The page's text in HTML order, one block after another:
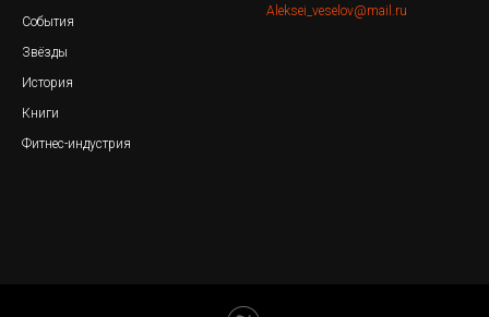
События
Звёзды
История
Книги
Фитнес-индустрия
Aleksei_veselov@mail.ru